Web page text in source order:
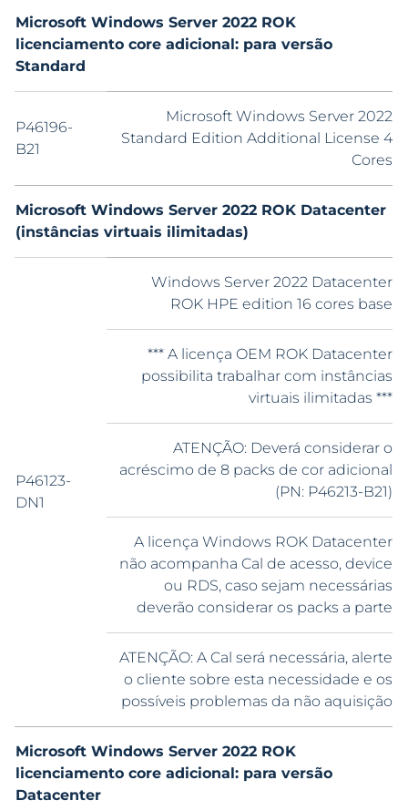
Microsoft Windows Server 2022 ROK
licenciamento core adicional: para versão
Standard
P46196-
B21
Microsoft Windows Server 2022
Standard Edition Additional License 4
Cores
Microsoft Windows Server 2022 ROK Datacenter
(instâncias virtuais ilimitadas)
P46123-
DN1
Windows Server 2022 Datacenter
ROK HPE edition 16 cores base
*** A licença OEM ROK Datacenter
possibilita trabalhar com instâncias
virtuais ilimitadas ***
ATENÇÃO: Deverá considerar o
acréscimo de 8 packs de cor adicional
(PN: P46213-B21)
A licença Windows ROK Datacenter
não acompanha Cal de acesso, device
ou RDS, caso sejam necessárias
deverão considerar os packs a parte
ATENÇÃO: A Cal será necessária, alerte
o cliente sobre esta necessidade e os
possíveis problemas da não aquisição
Microsoft Windows Server 2022 ROK
licenciamento core adicional: para versão
Datacenter